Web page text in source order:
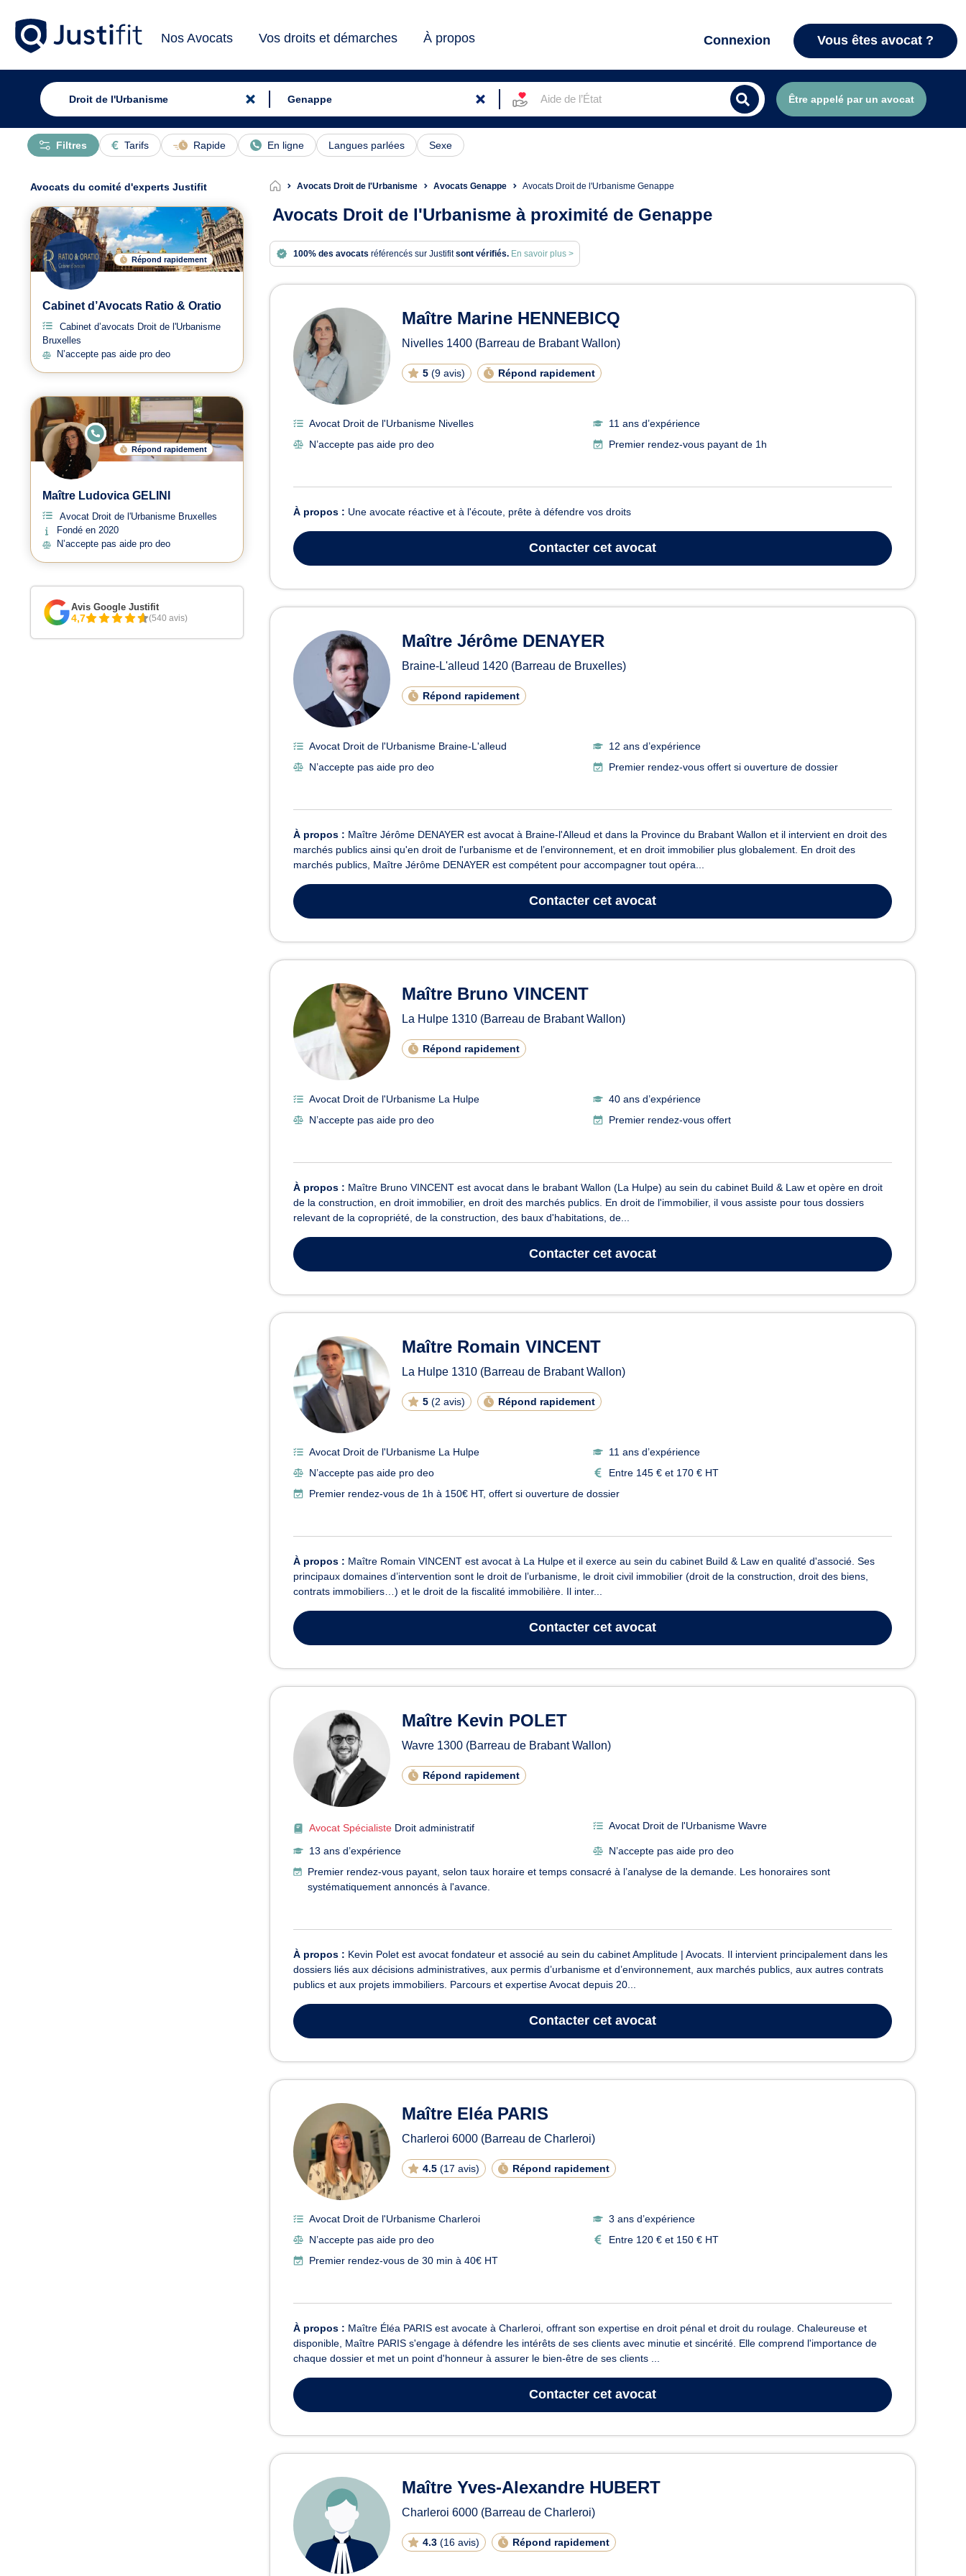
Nos Avocats Vos droits et démarches À propos Connexion Vous êtes avocat ?
Aide de l’État Être appelé par un avocat
Tarifs Rapide En ligne Langues parlées Sexe
Filtres
Avocats Droit de l'Urbanisme Avocats Genappe Avocats Droit de l'Urbanisme Genappe
Avocats Droit de l'Urbanisme à proximité de Genappe
100% des avocats référencés sur Justifitsont vérifiés. En savoir plus >
Avocats en Droit de l'Urbanisme à Genappe
Maître Marine HENNEBICQ
Nivelles 1400 (Barreau de Brabant Wallon)
5 (9 avis) Répond rapidement
Avocat Droit de l'Urbanisme Nivelles
11 ans d’expérience
N’accepte pas aide pro deo
Premier rendez-vous payant de 1h
À propos : Une avocate réactive et à l'écoute, prête à défendre vos droits
Contacter cet avocat
Maître Jérôme DENAYER
Braine-L'alleud 1420 (Barreau de Bruxelles)
Répond rapidement
Avocat Droit de l'Urbanisme Braine-L'alleud
12 ans d’expérience
N’accepte pas aide pro deo
Premier rendez-vous offert si ouverture de dossier
À propos : Maître Jérôme DENAYER est avocat à Braine-l'Alleud et dans la Province du Brabant Wallon et il intervient en droit des
marchés publics ainsi qu'en droit de l'urbanisme et de l’environnement, et en droit immobilier plus globalement. En droit des
marchés publics, Maître Jérôme DENAYER est compétent pour accompagner tout opéra...
Contacter cet avocat
Maître Bruno VINCENT
La Hulpe 1310 (Barreau de Brabant Wallon)
Répond rapidement
Avocat Droit de l'Urbanisme La Hulpe
40 ans d’expérience
N’accepte pas aide pro deo
Premier rendez-vous offert
À propos : Maître Bruno VINCENT est avocat dans le brabant Wallon (La Hulpe) au sein du cabinet Build & Law et opère en droit
de la construction, en droit immobilier, en droit des marchés publics. En droit de l'immobilier, il vous assiste pour tous dossiers
relevant de la copropriété, de la construction, des baux d'habitations, de...
Contacter cet avocat
Maître Romain VINCENT
La Hulpe 1310 (Barreau de Brabant Wallon)
5 (2 avis) Répond rapidement
Avocat Droit de l'Urbanisme La Hulpe
11 ans d’expérience
N’accepte pas aide pro deo
Entre 145 € et 170 € HT
Premier rendez-vous de 1h à 150€ HT, offert si ouverture de dossier
À propos : Maître Romain VINCENT est avocat à La Hulpe et il exerce au sein du cabinet Build & Law en qualité d'associé. Ses
principaux domaines d’intervention sont le droit de l’urbanisme, le droit civil immobilier (droit de la construction, droit des biens,
contrats immobiliers…) et le droit de la fiscalité immobilière. Il inter...
Contacter cet avocat
Maître Kevin POLET
Wavre 1300 (Barreau de Brabant Wallon)
Répond rapidement
Avocat Spécialiste Droit administratif Avocat Droit de l'Urbanisme Wavre
13 ans d’expérience
N’accepte pas aide pro deo
Premier rendez-vous payant, selon taux horaire et temps consacré à l’analyse de la demande. Les honoraires sont
systématiquement annoncés à l'avance.
À propos : Kevin Polet est avocat fondateur et associé au sein du cabinet Amplitude | Avocats. Il intervient principalement dans les
dossiers liés aux décisions administratives, aux permis d’urbanisme et d’environnement, aux marchés publics, aux autres contrats
publics et aux projets immobiliers. Parcours et expertise Avocat depuis 20...
Contacter cet avocat
Maître Eléa PARIS
Charleroi 6000 (Barreau de Charleroi)
4.5 (17 avis) Répond rapidement
Avocat Droit de l'Urbanisme Charleroi
3 ans d’expérience
N’accepte pas aide pro deo
Entre 120 € et 150 € HT
Premier rendez-vous de 30 min à 40€ HT
À propos : Maître Éléa PARIS est avocate à Charleroi, offrant son expertise en droit pénal et droit du roulage. Chaleureuse et
disponible, Maître PARIS s'engage à défendre les intérêts de ses clients avec minutie et sincérité. Elle comprend l'importance de
chaque dossier et met un point d'honneur à assurer le bien-être de ses clients ...
Contacter cet avocat
Maître Yves-Alexandre HUBERT
Charleroi 6000 (Barreau de Charleroi)
4.3 (16 avis) Répond rapidement
Avocats du comité d'experts Justifit
Répond rapidement
Cabinet d’Avocats Ratio & Oratio
Cabinet d’avocats Droit de l'Urbanisme
Bruxelles
N’accepte pas aide pro deo
E
N
N
Répond rapidement
Maître Ludovica GELINI
Avocat Droit de l'Urbanisme Bruxelles
Fondé en 2020
N’accepte pas aide pro deo
Avis Google Justifit
4,7 (540 avis)